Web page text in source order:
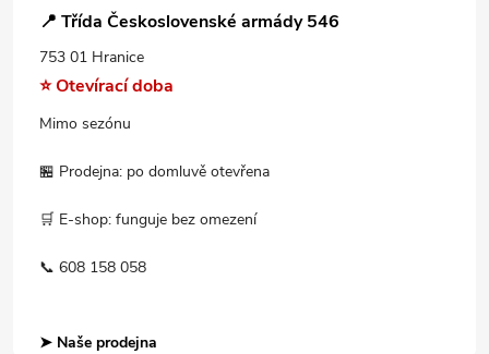
📍 Třída Československé armády 546
753 01 Hranice
⭐ Otevírací doba
Mimo sezónu
🏪 Prodejna: po domluvě otevřena
🛒 E-shop: funguje bez omezení
📞 608 158 058
➤ Naše prodejna